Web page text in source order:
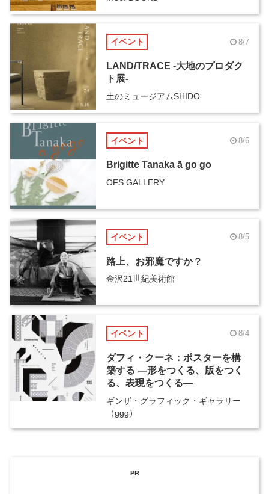
イベント 8/7
LAND/TRACE -大地のプロダク
ト展-
土のミュージアムSHIDO
イベント 8/6
Brigitte Tanaka ā go go
OFS GALLERY
イベント 8/5
路上、お邪魔ですか？
金沢21世紀美術館
イベント 8/4
ダフィ・クーネ：ポスターを構
築する ―形をつくる、版をつく
る、表現をつくる―
ギンザ・グラフィック・ギャラリー
（ggg）
PR